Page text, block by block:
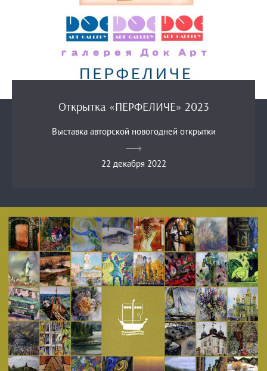
Открытка «ПЕРФЕЛИЧЕ» 2023
Выставка авторской новогодней открытки
22 декабря 2022